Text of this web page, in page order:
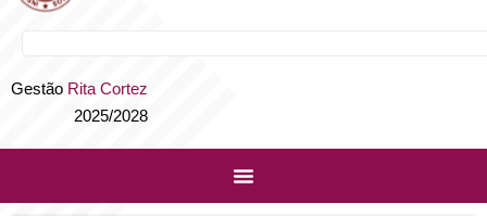
Gestão Rita Cortez
2025/2028